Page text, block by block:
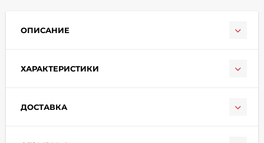
ОПИСАНИЕ
ХАРАКТЕРИСТИКИ
ДОСТАВКА